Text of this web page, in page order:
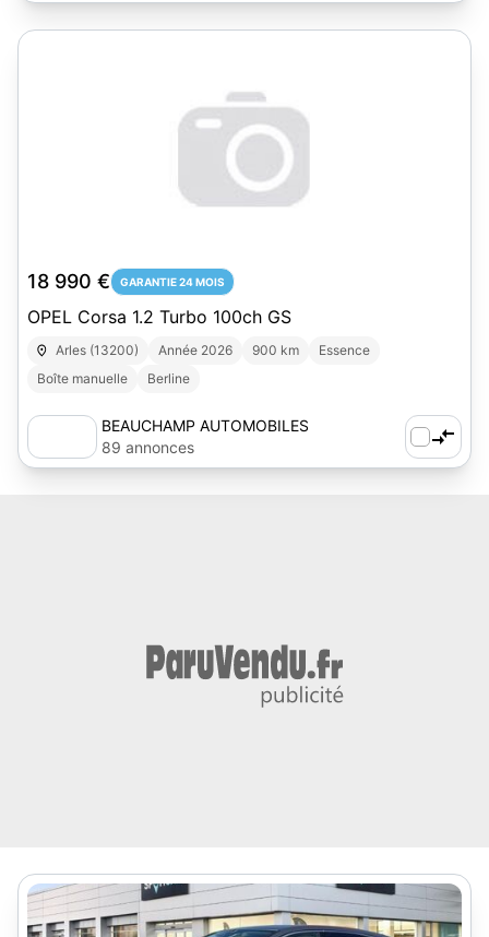
18 990 € GARANTIE 24 MOIS
OPEL Corsa 1.2 Turbo 100ch GS
Arles (13200) Année 2026 900 km
Essence
Boîte manuelle
Berline
BEAUCHAMP AUTOMOBILES
89 annonces